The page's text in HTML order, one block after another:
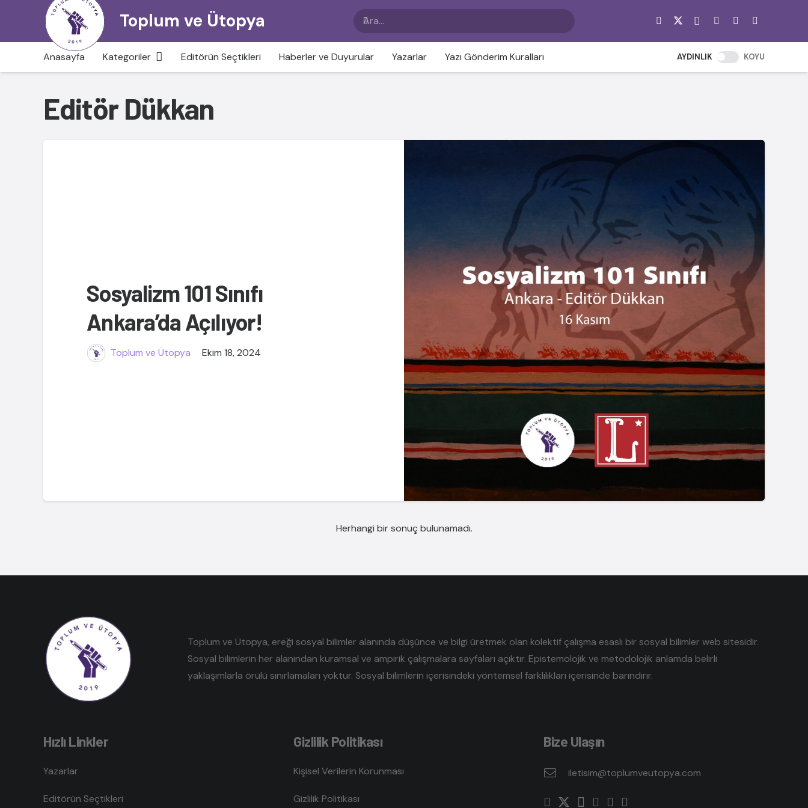
Toplum ve Ütopya
Anasayfa Kategoriler Editörün Seçtikleri Haberler ve Duyurular Yazarlar Yazı Gönderim Kuralları AYDINLIK KOYU
Editör Dükkan
Sosyalizm 101 Sınıfı
Ankara’da Açılıyor!
Toplum ve Ütopya Ekim 18, 2024
Herhangi bir sonuç bulunamadı.
Toplum ve Ütopya, ereği sosyal bilimler alanında düşünce ve bilgi üretmek olan kolektif çalışma esaslı bir sosyal bilimler web sitesidir.
Sosyal bilimlerin her alanından kuramsal ve ampirik çalışmalara sayfaları açıktır. Epistemolojik ve metodolojik anlamda belirli
yaklaşımlarla örülü sınırlamaları yoktur. Sosyal bilimlerin içerisindeki yöntemsel farklılıkları içerisinde barındırır.
Hızlı Linkler
Yazarlar
Editörün Seçtikleri
Gizlilik Politikası
Kişisel Verilerin Korunması
Gizlilik Politikası
Bize Ulaşın
iletisim@toplumveutopya.com